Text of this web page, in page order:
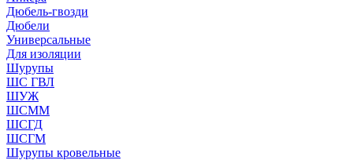
Дюбель-гвозди
Дюбели
Универсальные
Для изоляции
Шурупы
ШС ГВЛ
ШУЖ
ШСММ
ШСГД
ШСГМ
Шурупы кровельные